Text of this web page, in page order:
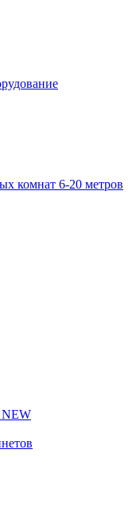
комнат 6-20 метров